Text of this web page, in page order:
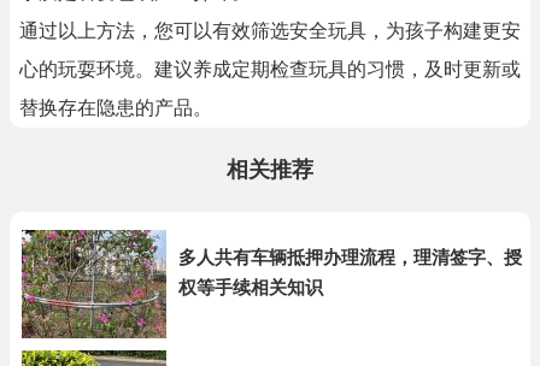
通过以上方法，您可以有效筛选安全玩具，为孩子构建更安
心的玩耍环境。建议养成定期检查玩具的习惯，及时更新或
替换存在隐患的产品。
相关推荐
多人共有车辆抵押办理流程，理清签字、授
权等手续相关知识